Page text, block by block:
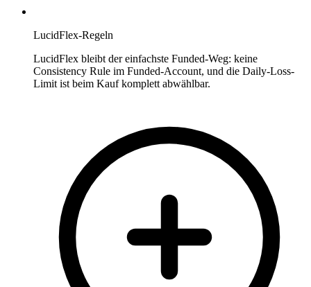
LucidFlex-Regeln
LucidFlex bleibt der einfachste Funded-Weg: keine
Consistency Rule im Funded-Account, und die Daily-Loss-
Limit ist beim Kauf komplett abwählbar.